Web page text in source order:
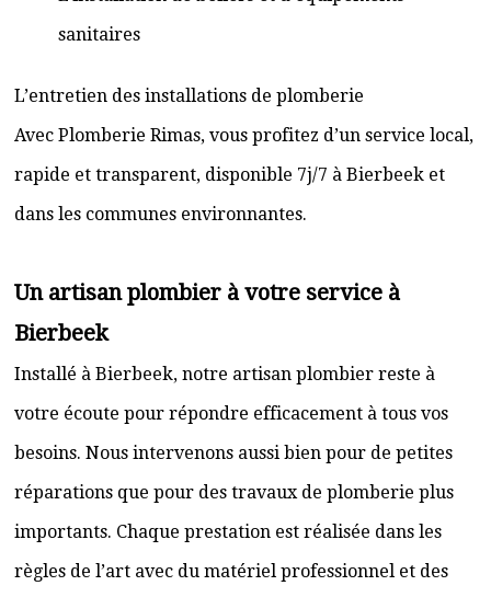
sanitaires
L’entretien des installations de plomberie
Avec Plomberie Rimas, vous profitez d’un service local,
rapide et transparent, disponible 7j/7 à Bierbeek et
dans les communes environnantes.
Un artisan plombier à votre service à
Bierbeek
Installé à Bierbeek, notre artisan plombier reste à
votre écoute pour répondre efficacement à tous vos
besoins. Nous intervenons aussi bien pour de petites
réparations que pour des travaux de plomberie plus
importants. Chaque prestation est réalisée dans les
règles de l’art avec du matériel professionnel et des